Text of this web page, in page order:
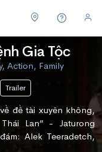
Gia Tộc
Action, Family
Trailer
đề tài xuyên không,
Lan” - Jaturong
Alek Teeradetch,